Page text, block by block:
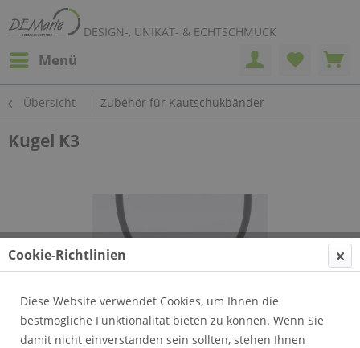
DESIGN-, UNIKAT- & ECHTSCHMUCK
Menü
Übersicht Zubehör für Kautschukbänder
Kugel K3
Cookie-Richtlinien
Diese Website verwendet Cookies, um Ihnen die
bestmögliche Funktionalität bieten zu können. Wenn Sie
damit nicht einverstanden sein sollten, stehen Ihnen